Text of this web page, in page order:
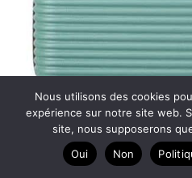
Nous utilisons des cookies
expérience sur notre site web.
site, nous supposerons
Oui
Non